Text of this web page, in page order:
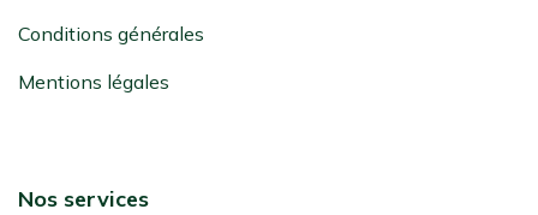
Conditions générales
Mentions légales
Nos services